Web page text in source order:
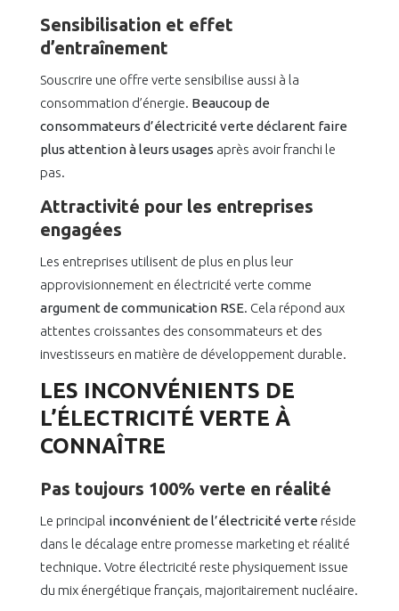
Sensibilisation et effet
d’entraînement
Souscrire une offre verte sensibilise aussi à la
consommation d’énergie. Beaucoup de
consommateurs d’électricité verte déclarent faire
plus attention à leurs usages après avoir franchi le
pas.
Attractivité pour les entreprises
engagées
Les entreprises utilisent de plus en plus leur
approvisionnement en électricité verte comme
argument de communication RSE. Cela répond aux
attentes croissantes des consommateurs et des
investisseurs en matière de développement durable.
LES INCONVÉNIENTS DE
L’ÉLECTRICITÉ VERTE À
CONNAÎTRE
Pas toujours 100% verte en réalité
Le principal inconvénient de l’électricité verte réside
dans le décalage entre promesse marketing et réalité
technique. Votre électricité reste physiquement issue
du mix énergétique français, majoritairement nucléaire.